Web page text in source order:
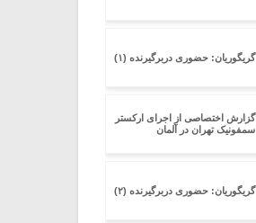
گریگوریان: حضوری دربرگیرنده (۱)
گزارش اختصاصی از اجرای ارکستر
سمفونیک تهران در آلمان
گریگوریان: حضوری دربرگیرنده (۲)